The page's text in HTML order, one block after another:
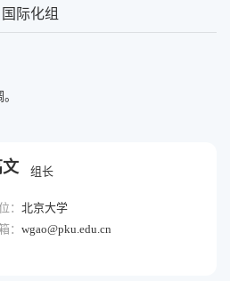
国际化组
文 组长
： 北京大学
： wgao@pku.edu.cn